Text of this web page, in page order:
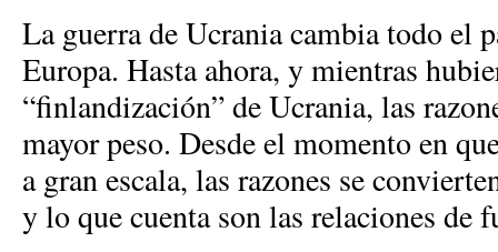
La guerra de Ucrania cambia todo el
Europa. Hasta ahora, y mientras
“finlandización” de Ucrania, las
mayor peso. Desde el momento en
a gran escala, las razones se
y lo que cuenta son las relaciones de